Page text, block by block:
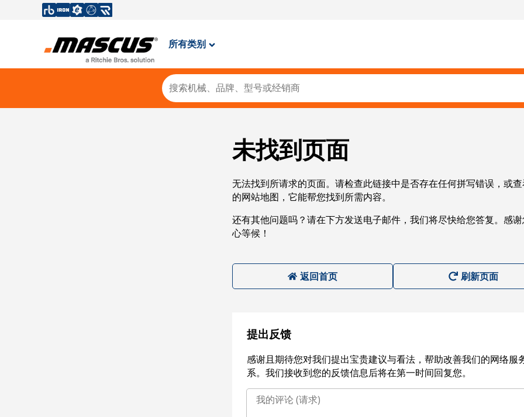
所有类别
未找到页面
无法找到所请求的页面。请检查此链接中是否存在任何拼写错误，或
的网站地图，它能帮您找到所需内容。
还有其他问题吗？请在下方发送电子邮件，我们将尽快给您答复。感
心等候！
返回首页 刷新页面
提出反馈
感谢且期待您对我们提出宝贵建议与看法，帮助改善我们的网络服
系。我们接收到您的反馈信息后将在第一时间回复您。